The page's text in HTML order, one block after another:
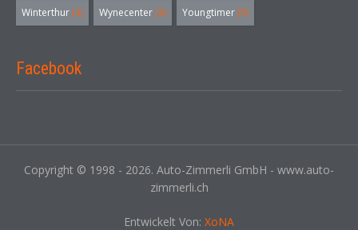
Winterthur (3) Wynecenter (3) Youngtimer (5)
Facebook
Copyright © 1998 - 2026. Auto-Zimmerli GmbH - www.auto-
zimmerli.ch
Entwickelt Von: XoNA